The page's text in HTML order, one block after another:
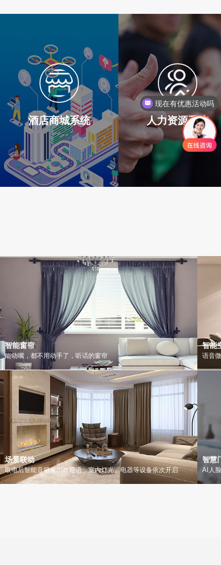
酒店商城系统 人力资源系统
智能窗帘
能动嘴，都不用动手了，听话的窗帘
智能
语音
场景联动
取电后智能音箱发出欢迎语，室内灯光、电器等设备依次开启
智慧
AI人
可以介绍下你们的产品么
现在有优惠活动吗